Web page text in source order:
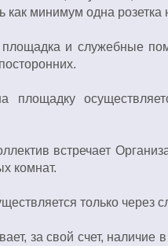
как минимум одна розетка
площадка и служебные
площадку
встречает
комнат.
только через
за свой счет, наличие